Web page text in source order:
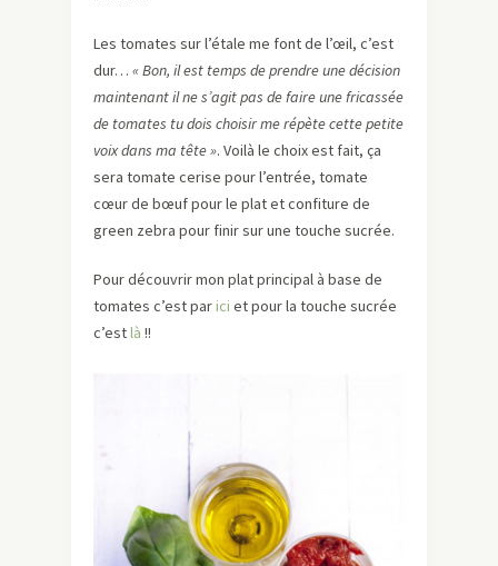
Les tomates sur l’étale me font de l’œil, c’est
dur… « Bon, il est temps de prendre une décision
maintenant il ne s’agit pas de faire une fricassée
de tomates tu dois choisir me répète cette petite
voix dans ma tête ». Voilà le choix est fait, ça
sera tomate cerise pour l’entrée, tomate
cœur de bœuf pour le plat et confiture de
green zebra pour finir sur une touche sucrée.
Pour découvrir mon plat principal à base de
tomates c’est parici et pour la touche sucrée
c’estlà !!